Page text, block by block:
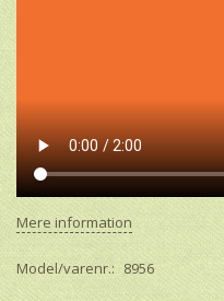
Mere information
Model/varenr.: 8956